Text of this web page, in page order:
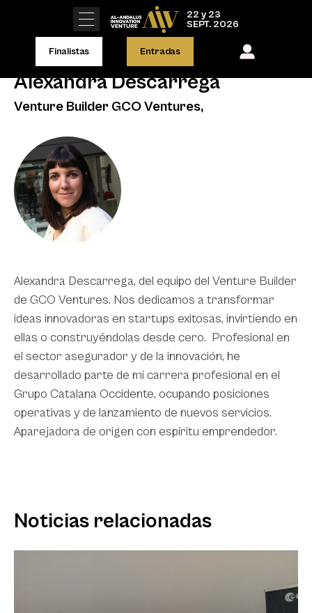
22 y 23
SEPT. 2026
Finalistas Entradas
Alexandra Descarrega
Venture Builder GCO Ventures,
Alexandra Descarrega, del equipo del Venture Builder
de GCO Ventures. Nos dedicamos a transformar
ideas innovadoras en startups exitosas, invirtiendo en
ellas o construyéndolas desde cero. Profesional en
el sector asegurador y de la innovación, he
desarrollado parte de mi carrera profesional en el
Grupo Catalana Occidente, ocupando posiciones
operativas y de lanzamiento de nuevos servicios.
Aparejadora de origen con espíritu emprendedor.
Noticias relacionadas